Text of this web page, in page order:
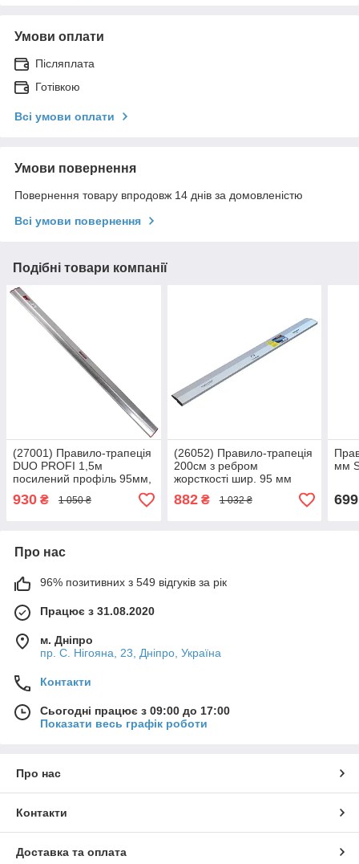
Умови оплати
Післяплата
Готівкою
Всі умови оплати
Умови повернення
Повернення товару впродовж 14 днів за домовленістю
Всі умови повернення
Подібні товари компанії
(27001) Правило-трапеція
DUO PROFI 1,5м
посилений профіль 95мм,
HAISSER
930 ₴ 1 050 ₴
(26052) Правило-трапеція
200см з ребром
жорсткості шир. 95 мм
СТАЛЬ
882₴ 1 032 ₴
мм
699
Про нас
96% позитивних з 549 відгуків за рік
Працює з 31.08.2020
м. Дніпро
пр. С. Нігояна, 23, Дніпро, Україна
Контакти
Сьогодні працює з 09:00 до 17:00
Показати весь графік роботи
Про нас
Контакти
Доставка та оплата